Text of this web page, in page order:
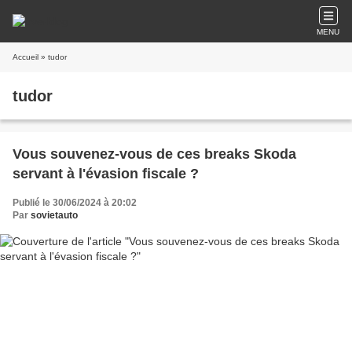
MENU
Accueil » tudor
tudor
Vous souvenez-vous de ces breaks Skoda
servant à l'évasion fiscale ?
Publié le 30/06/2024 à 20:02
Par sovietauto